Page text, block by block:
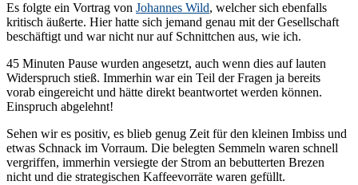
Es folgte ein Vortrag von Johannes Wild, welcher sich ebenfalls
kritisch äußerte. Hier hatte sich jemand genau mit der Gesellschaft
beschäftigt und war nicht nur auf Schnittchen aus, wie ich.
45 Minuten Pause wurden angesetzt, auch wenn dies auf lauten
Widerspruch stieß. Immerhin war ein Teil der Fragen ja bereits
vorab eingereicht und hätte direkt beantwortet werden können.
Einspruch abgelehnt!
Sehen wir es positiv, es blieb genug Zeit für den kleinen Imbiss und
etwas Schnack im Vorraum. Die belegten Semmeln waren schnell
vergriffen, immerhin versiegte der Strom an bebutterten Brezen
nicht und die strategischen Kaffeevorräte waren gefüllt.